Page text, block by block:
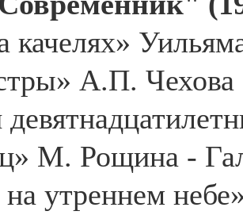
качелях»
А.П.
М. Рощина -
на утреннем